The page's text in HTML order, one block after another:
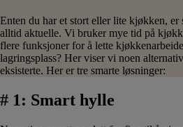
Enten du har et stort eller lite kjøkken,
alltid aktuelle. Vi bruker mye tid på
flere funksjoner for å lette
lagringsplass? Her viser vi noen
eksisterte. Her er tre smarte løsninger:
# 1: Smart hylle